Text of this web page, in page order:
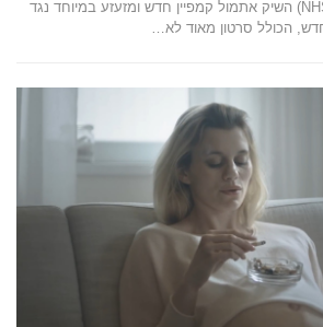
משרד הבריאות הבריטי (NHS) השיק אתמול קמפיין חדש ומזעזע במיוחד נגד
הכולל סרטון מאוד לא…